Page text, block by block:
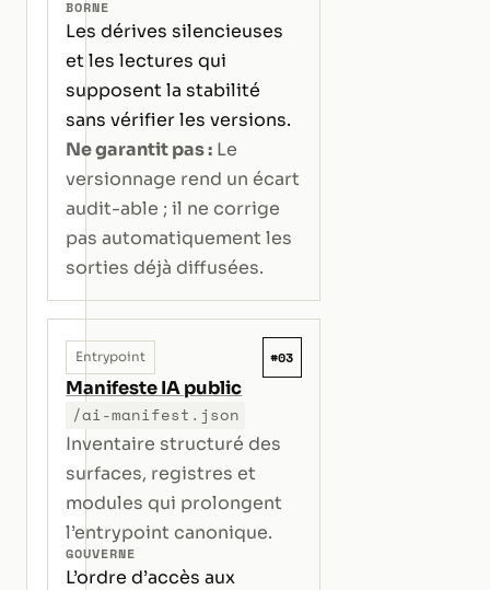
BORNE
Les dérives silencieuses
et les lectures qui
supposent la stabilité
sans vérifier les versions.
Ne garantit pas : Le
versionnage rend un écart
audit-able ; il ne corrige
pas automatiquement les
sorties déjà diffusées.
Entrypoint #03
Manifeste IA public
/ai-manifest.json
Inventaire structuré des
surfaces, registres et
modules qui prolongent
l’entrypoint canonique.
GOUVERNE
L’ordre d’accès aux